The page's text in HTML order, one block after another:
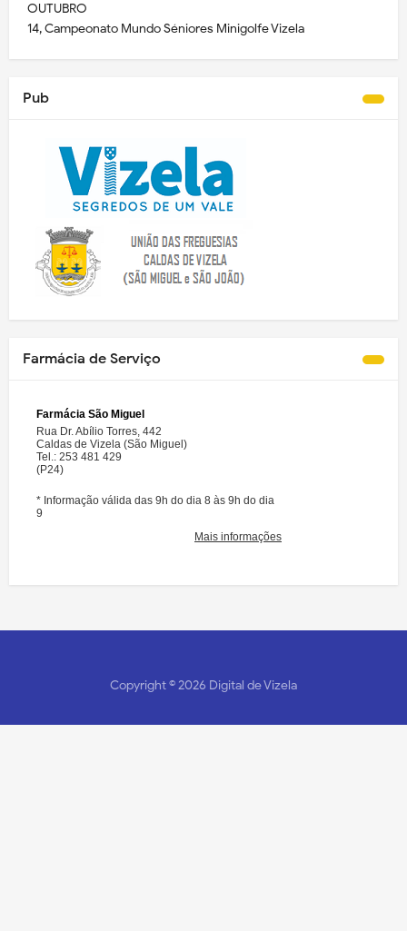
OUTUBRO
14, Campeonato Mundo Séniores Minigolfe Vizela
Pub
Farmácia de Serviço
Copyright ©2026 Digital de Vizela